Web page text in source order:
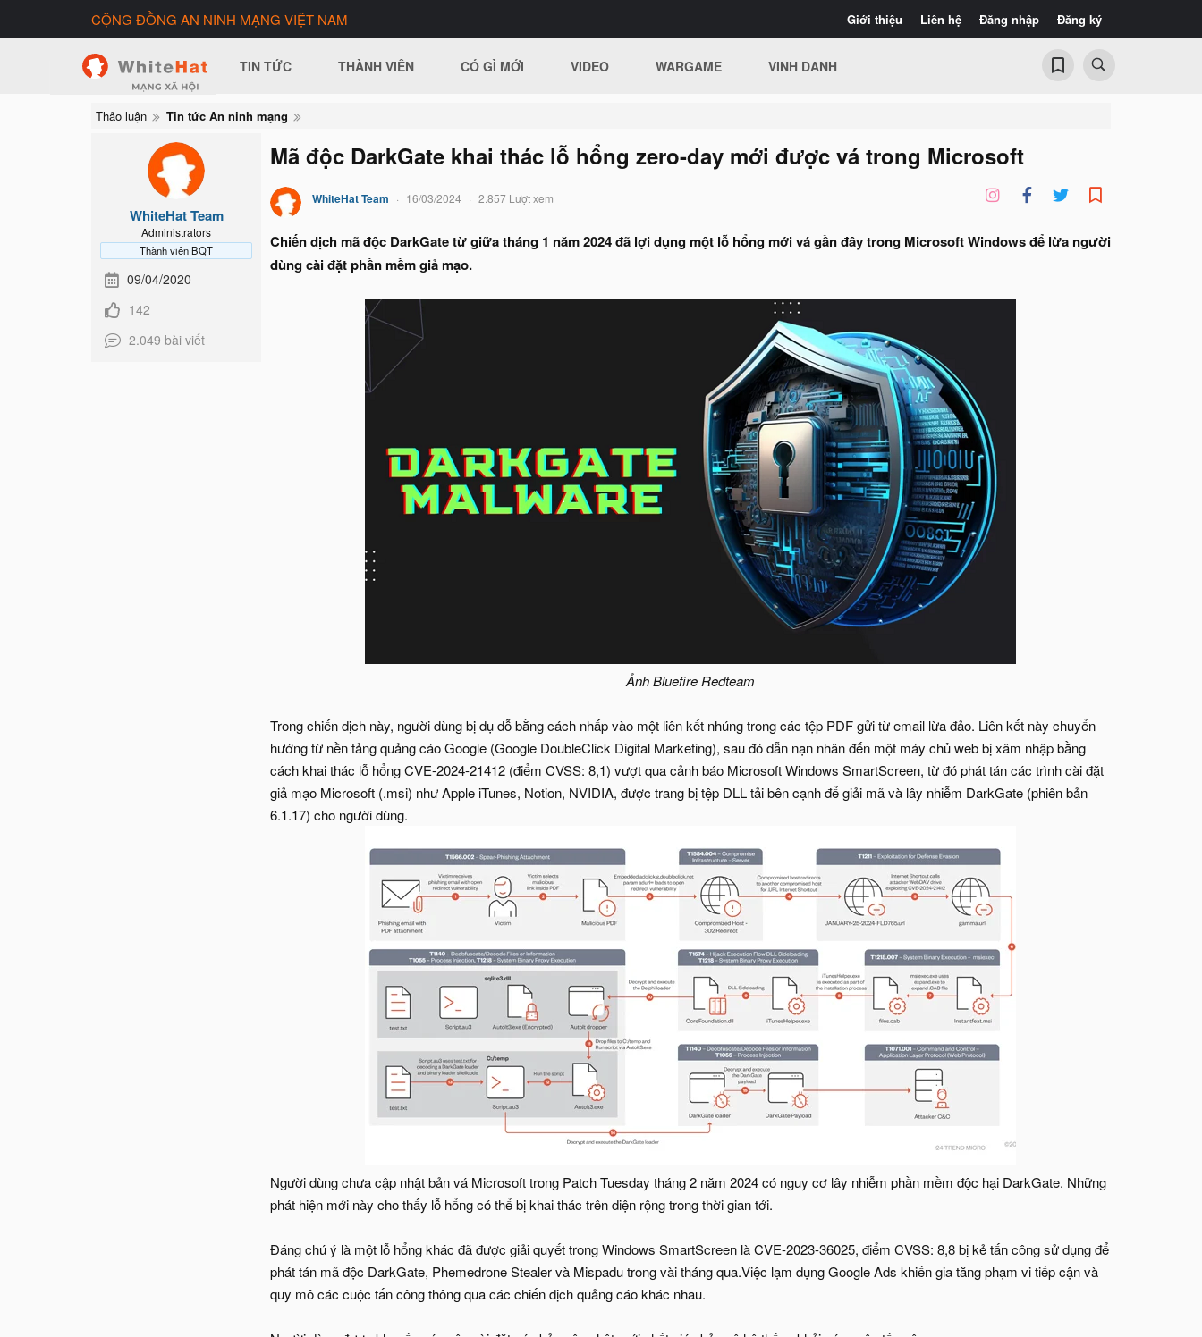
Giới thiệu Liên hệ Đăng nhập Đăng ký
CỘNG ĐỒNG AN NINH MẠNG VIỆT NAM
TIN TỨC THÀNH VIÊN CÓ GÌ MỚI VIDEO WARGAME VINH DANH
Thảo luận Tin tức An ninh mạng
WhiteHat Team
Administrators
Thành viên BQT
09/04/2020
142
2.049 bài viết
Mã độc DarkGate khai thác lỗ hổng zero-day mới được vá trong Microsoft
WhiteHat Team 16/03/2024 2.857 Lượt xem
Chiến dịch mã độc DarkGate từ giữa tháng 1 năm 2024 đã lợi dụng một lỗ hổng mới vá gần đây trong Microsoft Windows để lừa người
dùng cài đặt phần mềm giả mạo.
Ảnh Bluefire Redteam
Trong chiến dịch này, người dùng bị dụ dỗ bằng cách nhấp vào một liên kết nhúng trong các tệp PDF gửi từ email lừa đảo. Liên kết này chuyển
hướng từ nền tảng quảng cáo Google (Google DoubleClick Digital Marketing), sau đó dẫn nạn nhân đến một máy chủ web bị xâm nhập bằng
cách khai thác lỗ hổng CVE-2024-21412 (điểm CVSS: 8,1) vượt qua cảnh báo Microsoft Windows SmartScreen, từ đó phát tán các trình cài đặt
giả mạo Microsoft (.msi) như Apple iTunes, Notion, NVIDIA, được trang bị tệp DLL tải bên cạnh để giải mã và lây nhiễm DarkGate (phiên bản
6.1.17) cho người dùng.
Người dùng chưa cập nhật bản vá Microsoft trong Patch Tuesday tháng 2 năm 2024 có nguy cơ lây nhiễm phần mềm độc hại DarkGate. Những
phát hiện mới này cho thấy lỗ hổng có thể bị khai thác trên diện rộng trong thời gian tới.
Đáng chú ý là một lỗ hổng khác đã được giải quyết trong Windows SmartScreen là CVE-2023-36025, điểm CVSS: 8,8 bị kẻ tấn công sử dụng để
phát tán mã độc DarkGate, Phemedrone Stealer và Mispadu trong vài tháng qua.Việc lạm dụng Google Ads khiến gia tăng phạm vi tiếp cận và
quy mô các cuộc tấn công thông qua các chiến dịch quảng cáo khác nhau.